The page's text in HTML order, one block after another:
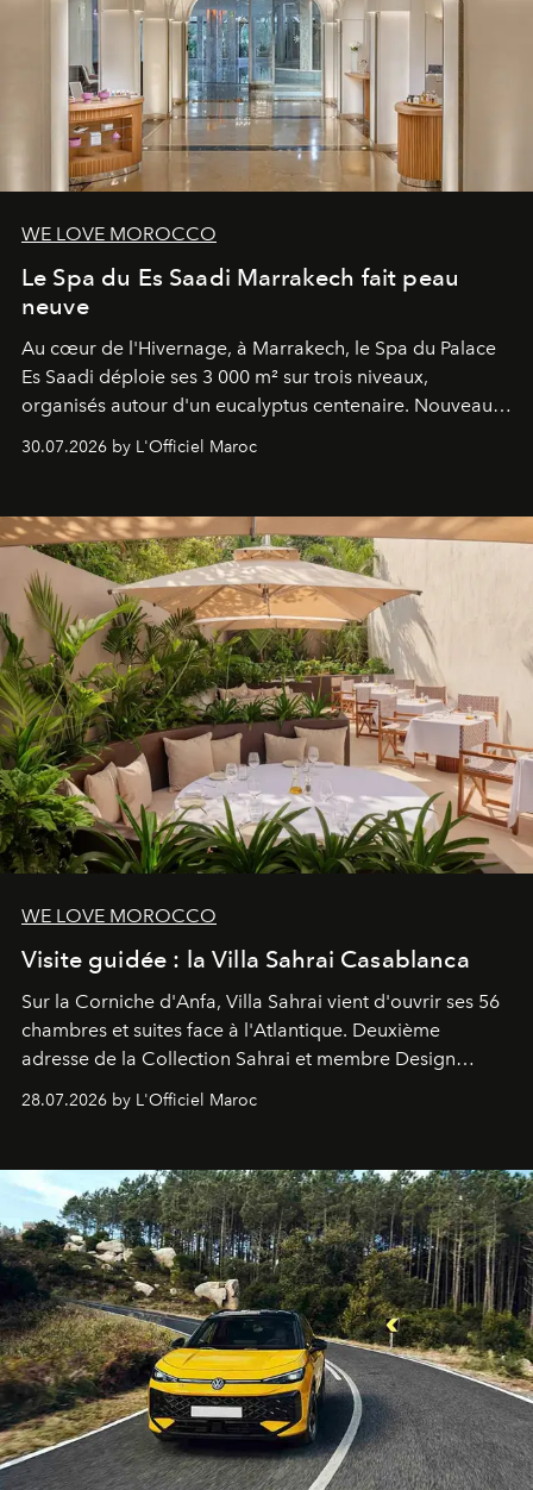
WE LOVE MOROCCO
Le Spa du Es Saadi Marrakech fait peau
neuve
Au cœur de l'Hivernage, à Marrakech, le Spa du Palace
Es Saadi déploie ses 3 000 m² sur trois niveaux,
organisés autour d'un eucalyptus centenaire. Nouveau
Lobby Bien-Être et Beauté, exclusivité mondiale en
neuro-cosmétique, parcours thermal et studio dédié au
entièreté, entre science des émotions et rituels
reposants.
30.07.2026 by L'Officiel Maroc
WE LOVE MOROCCO
Visite guidée : la Villa Sahrai Casablanca
Sur la Corniche d'Anfa, Villa Sahrai vient d'ouvrir ses 56
chambres et suites face à l'Atlantique. Deuxième
adresse de la Collection Sahrai et membre Design
Hotels, ce boutique-hôtel cinq étoiles signé Christophe
Pillet promet un lieu de vie complet. On y a déjeuné…
28.07.2026 by L'Officiel Maroc